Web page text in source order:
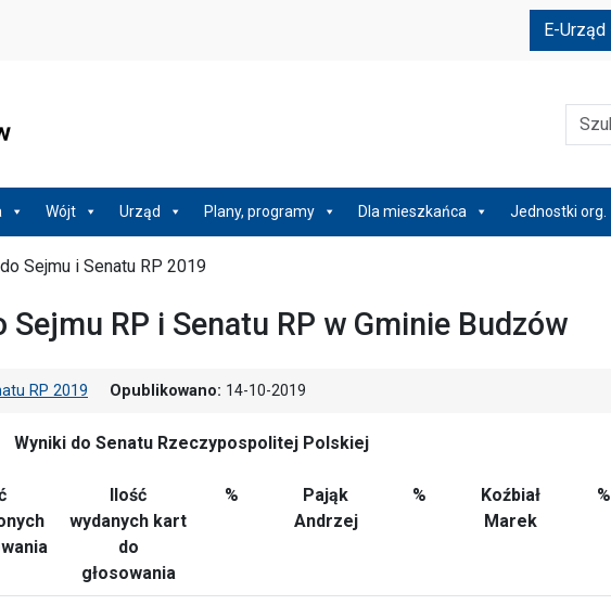
E-
Szukaj
Wójt Urząd Plany, programy Dla mieszkańca Jednostki org.
Sejmu i Senatu RP 2019
RP i Senatu RP w Gminie Budzów
RP 2019 Opublikowano: 14-10-2019
Wyniki do Senatu Rzeczypospolitej Polskiej
Ilość
wydanych kart
do
głosowania
%
Pająk
Andrzej
%
Koźbiał
Marek
%